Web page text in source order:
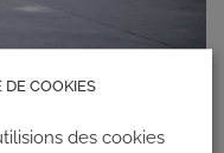
COOKIES
des cookies